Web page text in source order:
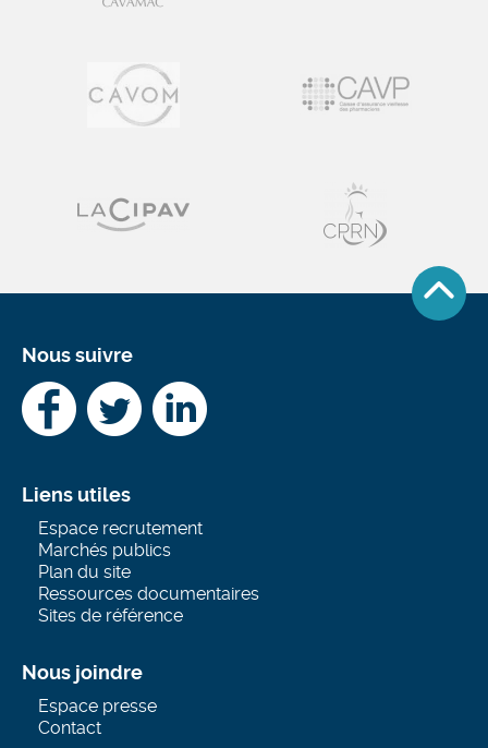
Liens utiles
Espace recrutement
Marchés publics
Plan du site
Ressources documentaires
Sites de référence
Nous joindre
Espace presse
Contact
Nous suivre
Facebook
Twitter
LinkedIn